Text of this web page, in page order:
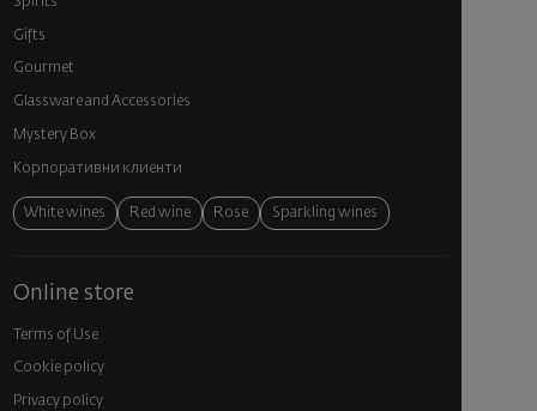
Gifts
Gourmet
Glassware and Аccessories
Mystery Box
Корпоративни клиенти
White wines Red wine Rose Sparkling wines
Online store
Terms of Use
Cookie policy
Privacy policy